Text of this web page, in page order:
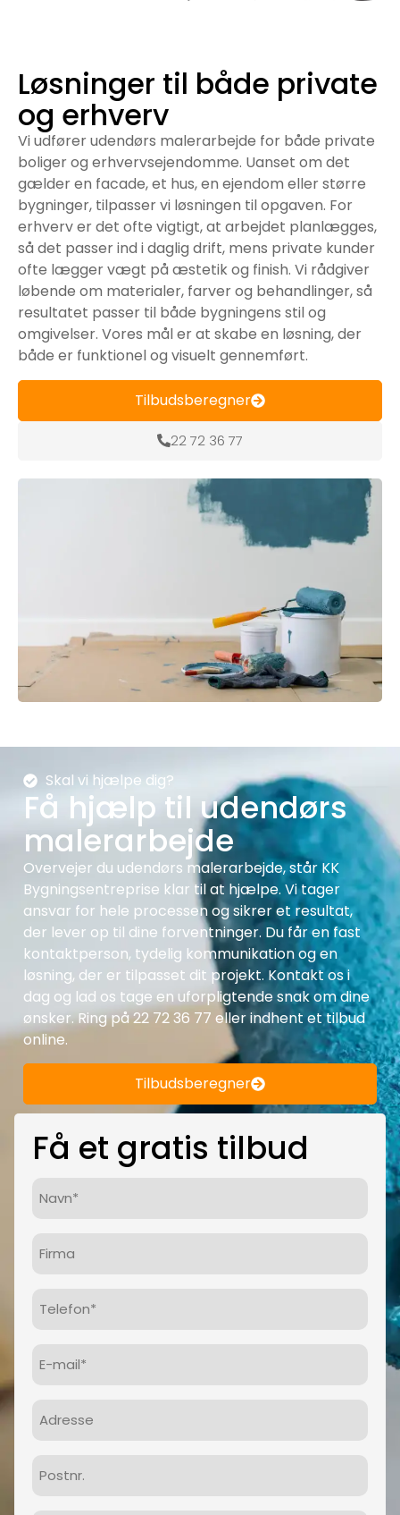
Løsninger til både private
og erhverv
Vi udfører udendørs malerarbejde for både private
boliger og erhvervsejendomme. Uanset om det
gælder en facade, et hus, en ejendom eller større
bygninger, tilpasser vi løsningen til opgaven. For
erhverv er det ofte vigtigt, at arbejdet planlægges,
så det passer ind i daglig drift, mens private kunder
ofte lægger vægt på æstetik og finish. Vi rådgiver
løbende om materialer, farver og behandlinger, så
resultatet passer til både bygningens stil og
omgivelser. Vores mål er at skabe en løsning, der
både er funktionel og visuelt gennemført.
Tilbudsberegner
22 72 36 77
Skal vi hjælpe dig?
Få hjælp til udendørs
malerarbejde
Overvejer du udendørs malerarbejde, står KK
Bygningsentreprise klar til at hjælpe. Vi tager
ansvar for hele processen og sikrer et resultat,
der lever op til dine forventninger. Du får en fast
kontaktperson, tydelig kommunikation og en
løsning, der er tilpasset dit projekt. Kontakt os i
dag og lad os tage en uforpligtende snak om dine
ønsker. Ring på 22 72 36 77 eller indhent et tilbud
online.
Tilbudsberegner
Få et gratis tilbud
(Påkrævet)
(Påkrævet)
mail